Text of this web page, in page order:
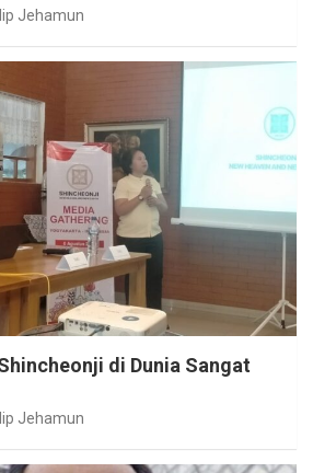
Jehamun
di Dunia Sangat
Jehamun